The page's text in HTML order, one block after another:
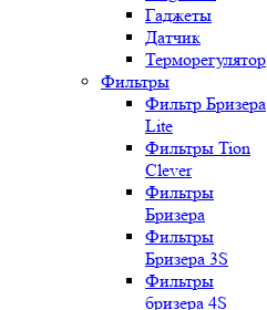
Гаджеты
Датчик
Терморегулятор
Фильтры
Фильтр Бризера
Lite
Фильтры Tion
Clever
Фильтры
Бризера
Фильтры
Бризера 3S
Фильтры
бризера 4S